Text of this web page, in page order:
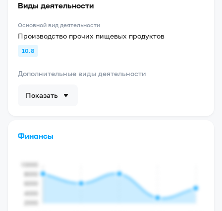
Виды деятельности
Основной вид деятельности
Производство прочих пищевых продуктов
10.8
Дополнительные виды деятельности
Показать
Финансы